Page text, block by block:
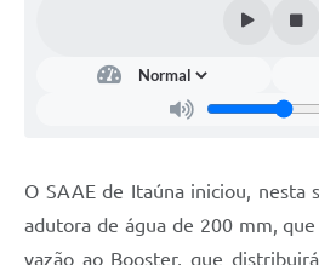
O SAAE de Itaúna iniciou, nesta
adutora de água de 200 mm,
vazão ao Booster, que